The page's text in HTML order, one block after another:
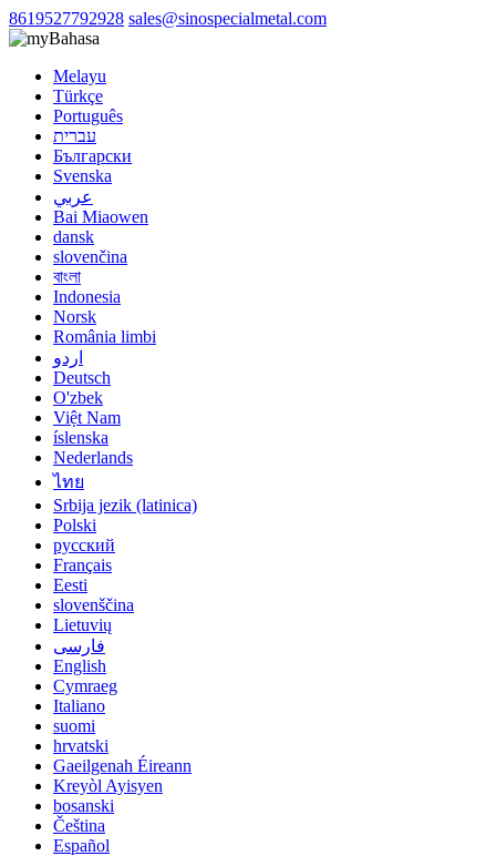
8619527792928 sales@sinospecialmetal.com
Bahasa
Melayu
Türkçe
Português
עברית
Български
Svenska
عربي
Bai Miaowen
dansk
slovenčina
বাংলা
Indonesia
Norsk
România limbi
اردو
Deutsch
O'zbek
Việt Nam
íslenska
Nederlands
ไทย
Srbija jezik (latinica)
Polski
русский
Français
Eesti
slovenščina
Lietuvių
فارسی
English
Cymraeg
Italiano
suomi
hrvatski
Gaeilgenah Éireann
Kreyòl Ayisyen
bosanski
Čeština
Español